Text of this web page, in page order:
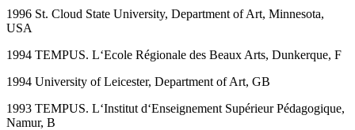
1996 St. Cloud State University, Department of Art, Minnesota,
USA
1994 TEMPUS. L‘Ecole Régionale des Beaux Arts, Dunkerque, F
1994 University of Leicester, Department of Art, GB
1993 TEMPUS. L‘Institut d‘Enseignement Supérieur Pédagogique,
Namur, B